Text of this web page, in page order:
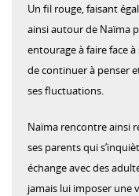
Un fil rouge, faisant
ainsi autour de Naïma
entourage à faire face
de continuer à penser
ses fluctuations.
Naïma rencontre ainsi
ses parents qui
échange avec des
jamais lui imposer une